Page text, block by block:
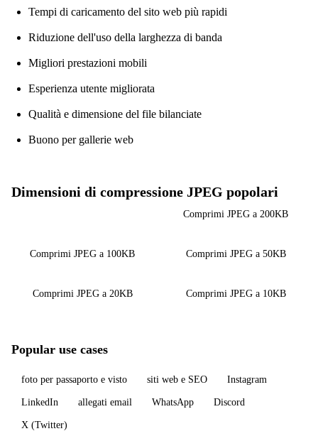
Tempi di caricamento del sito web più rapidi
Riduzione dell'uso della larghezza di banda
Migliori prestazioni mobili
Esperienza utente migliorata
Qualità e dimensione del file bilanciate
Buono per gallerie web
Dimensioni di compressione JPEG popolari
Comprimi JPEG a 200KB
Comprimi JPEG a 100KB Comprimi JPEG a 50KB
Comprimi JPEG a 20KB Comprimi JPEG a 10KB
Popular use cases
foto per passaporto e visto siti web e SEO Instagram
LinkedIn allegati email WhatsApp Discord
X (Twitter)